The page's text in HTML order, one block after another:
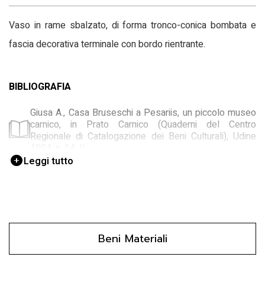
Vaso in rame sbalzato, di forma tronco-conica bombata e
fascia decorativa terminale con bordo rientrante.
BIBLIOGRAFIA
Giusa A., Casa Bruseschi a Pesariis, un piccolo museo
carnico, in Prato Carnico (Quaderni del Centro
Regionale di Catalogazione dei Beni Culturali), Udine
Prato Carnico Inventario, Prato Carnico. Inventario dei
Leggi tutto
Beni Materiali